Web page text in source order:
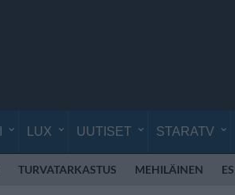
LUX UUTISET STARATV
TURVATARKASTUS MEHILÄINEN